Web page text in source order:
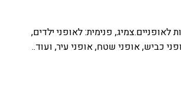
לאופניים.צמיג, פנימית: לאופני ילדים,
כביש, אופני שטח, אופני עיר, ועוד..